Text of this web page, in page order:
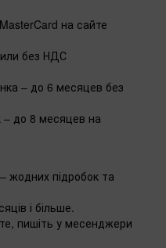
на сайте
без НДС
– до 6 месяцев без
– до 8 месяцев на
жодних підробок та
і більше.
пишіть у месенджери